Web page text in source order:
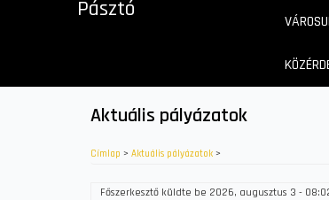
Pásztó
Aktuális pályázatok
Címlap > Aktuális pályázatok >
Főszerkesztő küldte be 2026, augusztus 3 -